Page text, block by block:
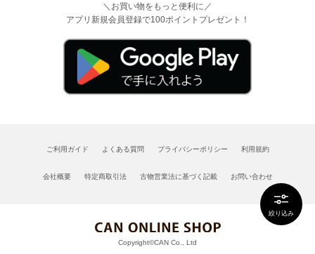
絞り込み
＼お買い物をもっと便利に／
アプリ新規会員登録で100ポイントプレゼント！
ご利用ガイド よくある質問 プライバシーポリシー 利用規約
会社概要 特定商取引法 古物営業法に基づく記載 お問い合わせ
Copyright©CAN Co., Ltd